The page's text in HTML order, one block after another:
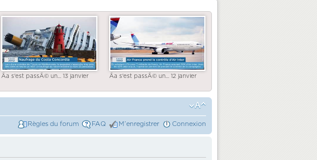
Ãa s'est passÃ© un... 13 janvier Ãa s'est passÃ© un... 12 janvier
Règles du forum FAQ M’enregistrer Connexion